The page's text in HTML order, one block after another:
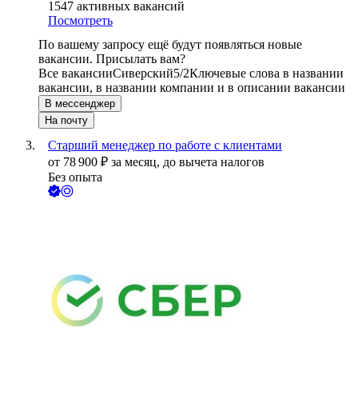
1547 активных вакансий
Посмотреть
По вашему запросу ещё будут появляться новые
вакансии. Присылать вам?
Все вакансииСиверский5/2Ключевые слова в названии
вакансии, в названии компании и в описании вакансии
В мессенджер
На почту
Старший менеджер по работе с клиентами
от 78 900 ₽ за месяц, до вычета налогов
Без опыта